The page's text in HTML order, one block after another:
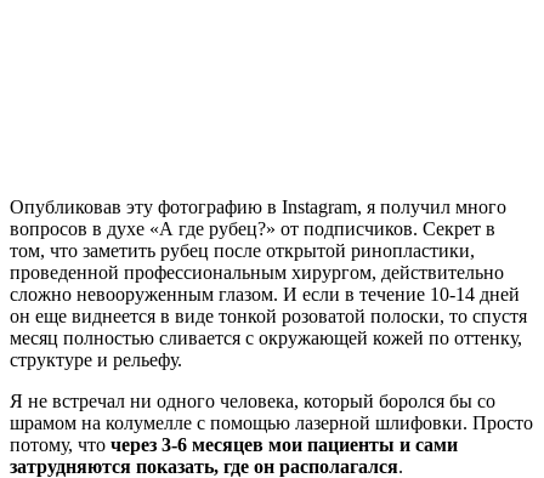
Опубликовав эту фотографию в Instagram, я получил много
вопросов в духе «А где рубец?» от подписчиков. Секрет в
том, что заметить рубец после открытой ринопластики,
проведенной профессиональным хирургом, действительно
сложно невооруженным глазом. И если в течение 10-14 дней
он еще виднеется в виде тонкой розоватой полоски, то спустя
месяц полностью сливается с окружающей кожей по оттенку,
структуре и рельефу.
Я не встречал ни одного человека, который боролся бы со
шрамом на колумелле с помощью лазерной шлифовки. Просто
потому, что через 3-6 месяцев мои пациенты и сами
затрудняются показать, где он располагался.